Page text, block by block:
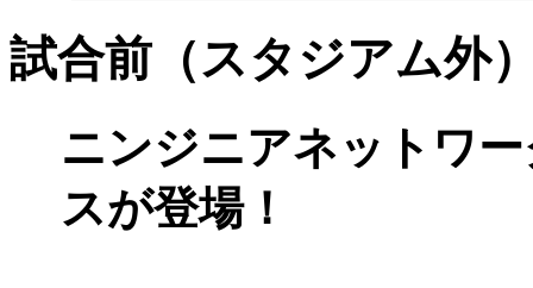
試合前（スタジアム外
ニンジニアネットワ
スが登場！